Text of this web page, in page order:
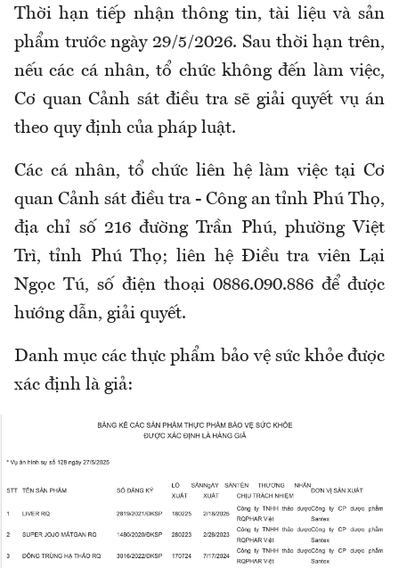
Thời hạn tiếp nhận thông tin, tài liệu và sản
phẩm trước ngày 29/5/2026. Sau thời hạn trên,
nếu các cá nhân, tổ chức không đến làm việc,
Cơ quan Cảnh sát điều tra sẽ giải quyết vụ án
theo quy định của pháp luật.
Các cá nhân, tổ chức liên hệ làm việc tại Cơ
quan Cảnh sát điều tra - Công an tỉnh Phú Thọ,
địa chỉ số 216 đường Trần Phú, phường Việt
Trì, tỉnh Phú Thọ; liên hệ Điều tra viên Lại
Ngọc Tú, số điện thoại 0886.090.886 để được
hướng dẫn, giải quyết.
Danh mục các thực phẩm bảo vệ sức khỏe được
xác định là giả: